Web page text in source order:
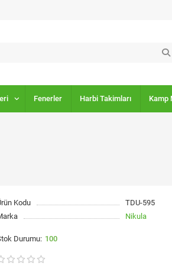
Fenerler Harbi Takimları Kamp
Kodu
TDU-595
Nikula
100